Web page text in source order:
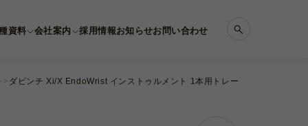
資料 会社案内 採用情報お知らせお問い合わせ
ダビンチ Xi/X EndoWrist インストゥルメント 1本用トレー